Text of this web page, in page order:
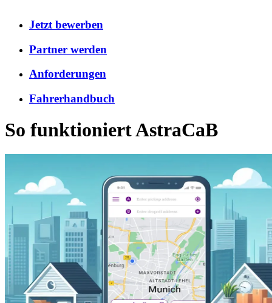
Jetzt bewerben
Partner werden
Anforderungen
Fahrerhandbuch
So funktioniert AstraCaB